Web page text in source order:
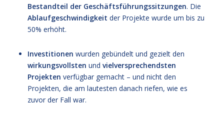
Bestandteil der Geschäftsführungssitzungen. Die
Ablaufgeschwindigkeit der Projekte wurde um bis zu
50% erhöht.
Investitionen wurden gebündelt und gezielt den
wirkungsvollsten und vielversprechendsten
Projekten verfügbar gemacht – und nicht den
Projekten, die am lautesten danach riefen, wie es
zuvor der Fall war.